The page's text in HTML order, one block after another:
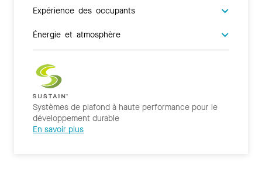
Expérience des occupants
Énergie et atmosphère
Systèmes de plafond à haute performance pour le
développement durable
En savoir plus